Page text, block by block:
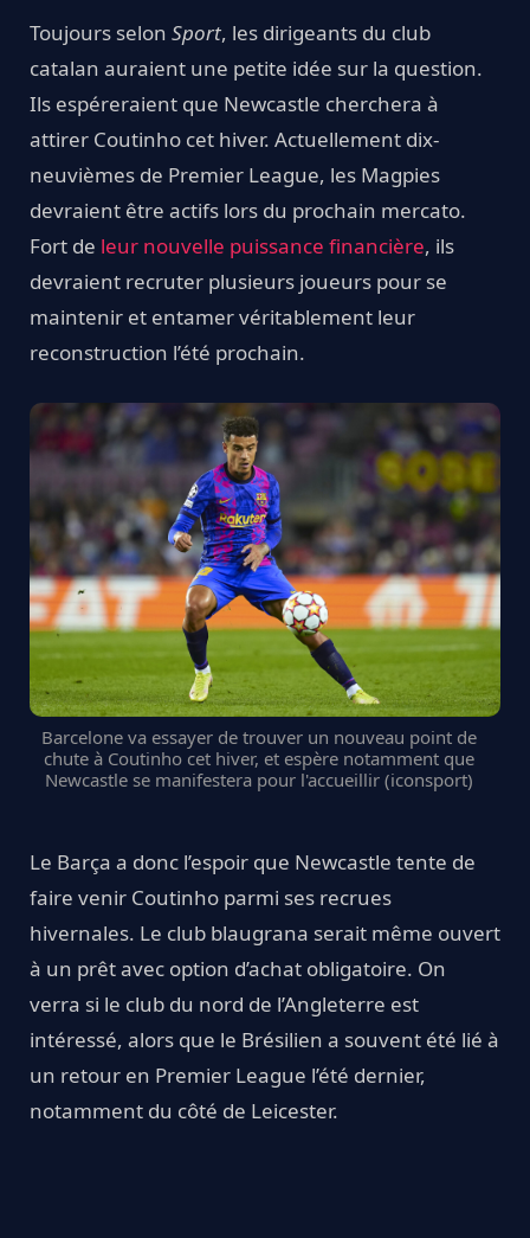
Toujours selon Sport, les dirigeants du club
catalan auraient une petite idée sur la question.
Ils espéreraient que Newcastle cherchera à
attirer Coutinho cet hiver. Actuellement dix-
neuvièmes de Premier League, les Magpies
devraient être actifs lors du prochain mercato.
Fort de leur nouvelle puissance financière, ils
devraient recruter plusieurs joueurs pour se
maintenir et entamer véritablement leur
reconstruction l’été prochain.
Barcelone va essayer de trouver un nouveau point de
chute à Coutinho cet hiver, et espère notamment que
Newcastle se manifestera pour l'accueillir (iconsport)
Le Barça a donc l’espoir que Newcastle tente de
faire venir Coutinho parmi ses recrues
hivernales. Le club blaugrana serait même ouvert
à un prêt avec option d’achat obligatoire. On
verra si le club du nord de l’Angleterre est
intéressé, alors que le Brésilien a souvent été lié à
un retour en Premier League l’été dernier,
notamment du côté de Leicester.